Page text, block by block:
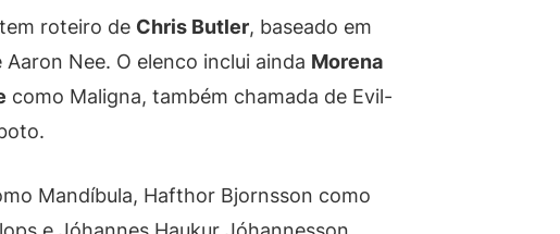
roteiro de Chris Butler, baseado em
Nee. O elenco inclui ainda Morena
como Maligna, também chamada de Evil-
Mandíbula, Hafthor Bjornsson como